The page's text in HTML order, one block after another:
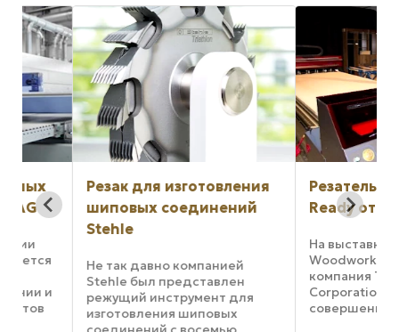
Резак для изготовления
шиповых соединений
Stehle
Не так давно компанией
Stehle был представлен
режущий инструмент для
изготовления шиповых
Резательный
Ready от
На выставке
Woodworking Fair
компания
Corporation
совершенно новый